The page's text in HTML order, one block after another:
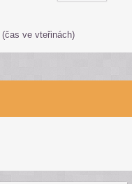
(čas ve vteřinách)